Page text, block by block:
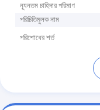
ন্যূনতম চাহিদার পরিমাণ
পরিচিতিমুলক নাম
পরিশোধের শর্ত